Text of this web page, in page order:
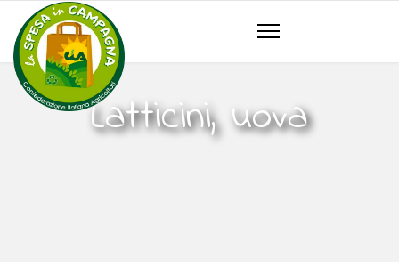
Latticini, uova